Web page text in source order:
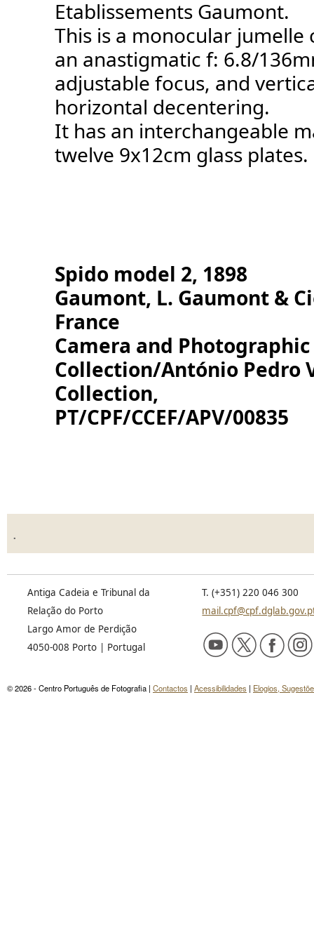
Etablissements Gaumont.
This is a monocular jumelle
an anastigmatic f: 6.8/
adjustable focus, and
horizontal decentering.
It has an interchangeable
twelve 9x12cm glass plates.
Spido model 2, 1898
Gaumont, L. Gaumont &
France
Camera and
Collection/António Pedro
Collection,
PT/CPF/CCEF/APV/00835
.
Antiga Cadeia e Tribunal da
Relação do Porto
Largo Amor de Perdição
4050-008 Porto | Portugal
T. (+351) 220 046 300
© 2026 - Centro Português de Fotografia | Contactos | Acessibilidades | Elogios,